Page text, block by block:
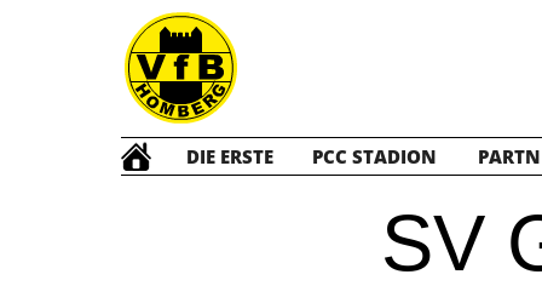
DIE ERSTE PCC STADION
SV